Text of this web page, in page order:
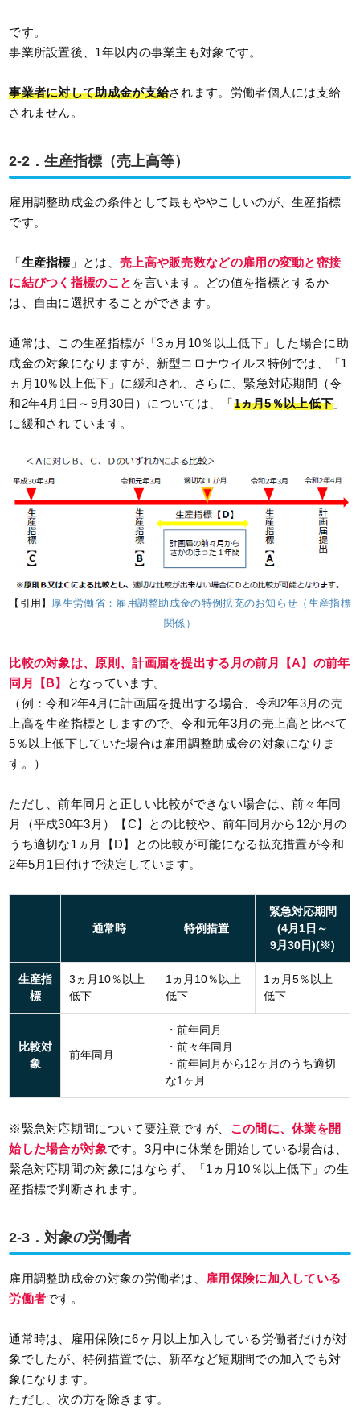
です。
事業所設置後、1年以内の事業主も対象です。
事業者に対して助成金が支給されます。労働者個人には支給
されません。
2-2．生産指標（売上高等）
雇用調整助成金の条件として最もややこしいのが、生産指標
です。
「生産指標 」とは、 売上高や販売数などの雇用の変動と密接
に結びつく指標のこと を言います。どの値を指標とするか
は、自由に選択することができます。
通常は、この生産指標が「3ヵ月10％以上低下」した場合に助
成金の対象になりますが、新型コロナウイルス特例では、「1
ヵ月10％以上低下」に緩和され、さらに、緊急対応期間（令
和2年4月1日～9月30日）については、「1ヵ月5％以上低下 」
に緩和されています。
【引用】 厚生労働省：雇用調整助成金の特例拡充のお知らせ（生産指標
関係）
比較の対象は、原則、計画届を提出する月の前月【A】の前年
同月【B】
となっています。
（例：令和2年4月に計画届を提出する場合、令和2年3月の売
上高を生産指標としますので、令和元年3月の売上高と比べて
5％以上低下していた場合は雇用調整助成金の対象になりま
す。）
ただし、前年同月と正しい比較ができない場合は、前々年同
月（平成30年3月）【C】との比較や、前年同月から12か月の
うち適切な1ヵ月【D】との比較が可能になる拡充措置が令和
2年5月1日付けで決定しています。
通常時 特例措置
緊急対応期間
(4月1日～
9月30日)(※)
生産指
標
3ヵ月10％以上
低下
1ヵ月10％以上
低下
1ヵ月5％以上
低下
比較対
象
前年同月
・前年同月
・前々年同月
・前年同月から12ヶ月のうち適切
な1ヶ月
※緊急対応期間について要注意ですが、 この間に、休業を開
始した場合が対象です。3月中に休業を開始している場合は、
緊急対応期間の対象にはならず、「1ヵ月10％以上低下」の生
産指標で判断されます。
2-3．対象の労働者
雇用調整助成金の対象の労働者は、
雇用保険に加入している
労働者です。
通常時は、雇用保険に6ヶ月以上加入している労働者だけが対
象でしたが、特例措置では、新卒など短期間での加入でも対
象になります。
ただし、次の方を除きます。